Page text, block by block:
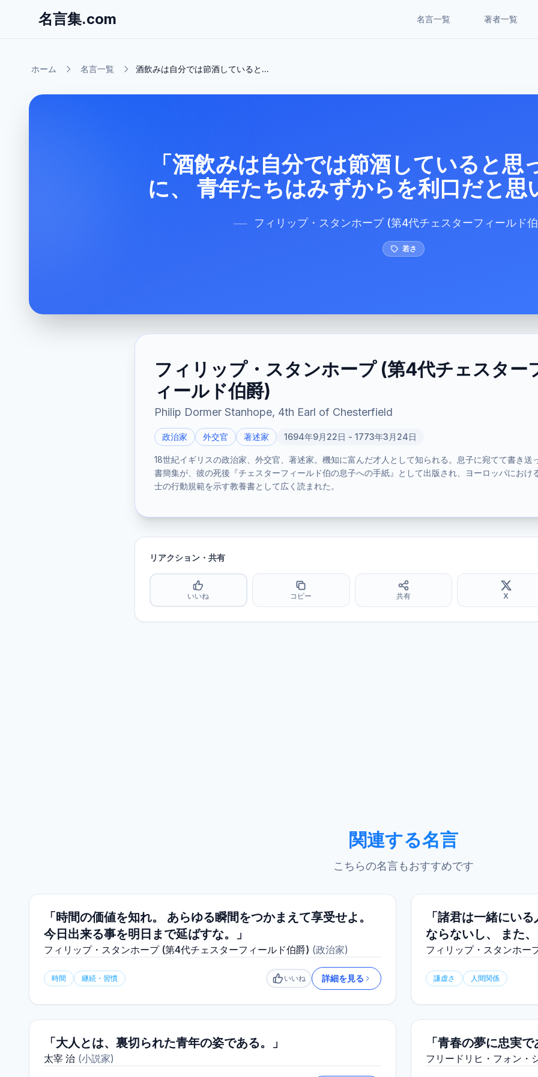
名言集.com 名言一覧 著者一覧
ホーム 名言一覧 酒飲みは自分では節酒していると...
「酒飲みは自分では節酒していると思
に、 青年たちはみずからを利口だと思
── フィリップ・スタンホープ (第4代チェスターフィールド
若さ
フィリップ・スタンホープ (第4代チェスター
ィールド伯爵)
Philip Dormer Stanhope, 4th Earl of Chesterfield
政治家 外交官 著述家 1694年9月22日 - 1773年3月24日
18世紀イギリスの政治家、外交官、著述家。機知に富んだ才人として知られる。息子に宛てて書き送
書簡集が、彼の死後『チェスターフィールド伯の息子への手紙』として出版され、ヨーロッパにおけ
士の行動規範を示す教養書として広く読まれた。
リアクション・共有
いいね コピー 共有 X
関連する名言
こちらの名言もおすすめです
「時間の価値を知れ。 あらゆる瞬間をつかまえて享受せよ。
今日出来る事を明日まで延ばすな。」
フィリップ・スタンホープ (第4代チェスターフィールド伯爵) (政治家)
時間 継続・習慣 いいね
いいね 詳細を見る
「諸君は一緒にい
ならないし、 また
フィリップ・スタンホー
謙虚さ 人間関係
「大人とは、裏切られた青年の姿である。」
太宰 治 (小説家)
「青春の夢に忠実
フリードリヒ・フォン・